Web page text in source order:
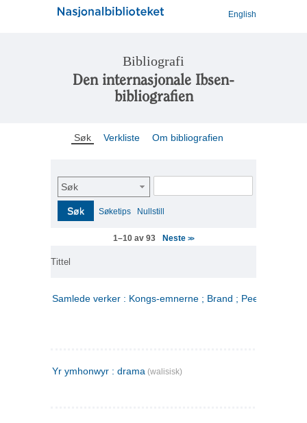
English
Bibliografi
Den internasjonale Ibsen-
bibliografien
Søk Verkliste Om bibliografien
Søk
Søk Søketips Nullstill
1–10 av 93 Neste>>
Tittel
Samlede verker : Kongs-emnerne ; Brand ; Peer Gynt. 2
Yr ymhonwyr : drama (walisisk)